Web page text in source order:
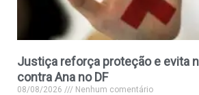
Justiça reforça proteção e evita
contra Ana no DF
08/08/2026 Nenhum comentário